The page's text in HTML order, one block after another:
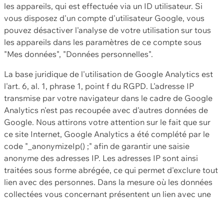
les appareils, qui est effectuée via un ID utilisateur. Si
vous disposez d'un compte d'utilisateur Google, vous
pouvez désactiver l'analyse de votre utilisation sur tous
les appareils dans les paramètres de ce compte sous
"Mes données", "Données personnelles".
La base juridique de l'utilisation de Google Analytics est
l'art. 6, al. 1, phrase 1, point f du RGPD. L'adresse IP
transmise par votre navigateur dans le cadre de Google
Analytics n'est pas recoupée avec d'autres données de
Google. Nous attirons votre attention sur le fait que sur
ce site Internet, Google Analytics a été complété par le
code "_anonymizeIp() ;" afin de garantir une saisie
anonyme des adresses IP. Les adresses IP sont ainsi
traitées sous forme abrégée, ce qui permet d'exclure tout
lien avec des personnes. Dans la mesure où les données
collectées vous concernant présentent un lien avec une